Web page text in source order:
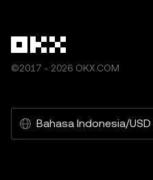
©2017 - 2026 OKX.COM
Bahasa Indonesia/USD